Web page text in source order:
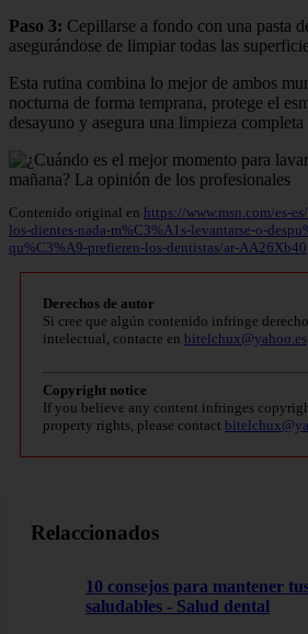
Paso 3: Cepillarse a fondo con una pasta
asegurándose de limpiar todas las
Esta rutina combina lo mejor de ambos
nocturna de forma temprana, protege el
desayuno y asegura una limpieza completa
Contenido original en https://www.msn.com/es-
los-dientes-nada-m%C3%A1s-levantarse-o-
qu%C3%A9-prefieren-los-dentistas/ar-AA26Xb40
Derechos de autor
Si cree que algún contenido infringe
intelectual, contacte en bitelchux@yahoo.es
Copyright notice
If you believe any content infringes
property rights, please contact
Relaccionados
10 consejos para mantener
saludables - Salud dental